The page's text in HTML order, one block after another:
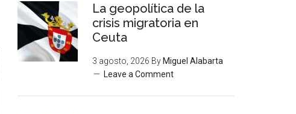
La geopolítica de la
crisis migratoria en
Ceuta
3 agosto, 2026 By Miguel Alabarta
Leave a Comment